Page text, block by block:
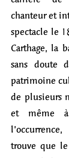
chanteur et
spectacle le
Carthage, la
sans doute
patrimoine
de plusieurs
et même à
trouve que